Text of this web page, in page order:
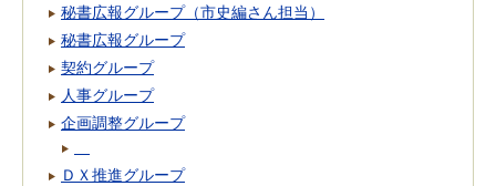
秘書広報グループ（市史編さん担当）
秘書広報グループ
契約グループ
人事グループ
企画調整グループ
ＤＸ推進グループ